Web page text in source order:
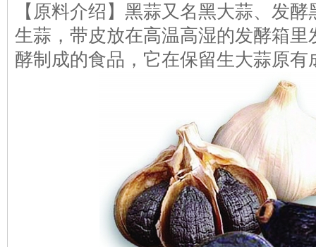
【原料介绍】黑蒜又名黑大蒜、发
生蒜，带皮放在高温高湿的发酵箱
酵制成的食品，它在保留生大蒜原有